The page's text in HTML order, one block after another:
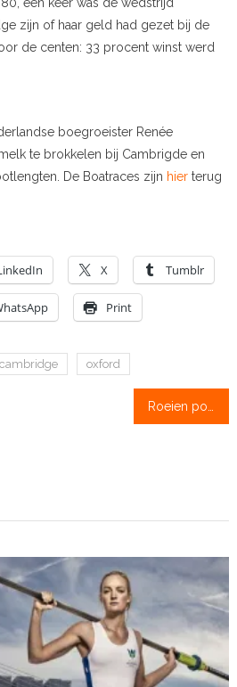
één keer was de wedstrijd
zijn of haar geld had gezet bij de
de centen: 33 procent winst werd
boegroeister Renée
te brokkelen bij Cambrigde en
De Boatraces zijn hierterug
X Tumblr
Print
cambridge oxford
Roeien potentiële fitnesshype